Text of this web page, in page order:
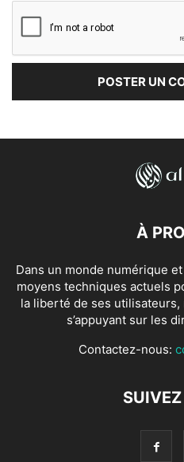
À
Dans un monde numérique
moyens techniques actuels
la liberté de ses
s’appuyant sur les
Contactez-nous: